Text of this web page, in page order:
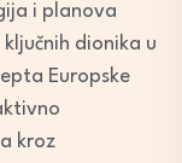
i planova
dionika u
Europske
kroz